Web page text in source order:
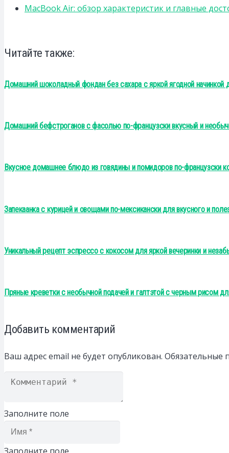
MacBook Air: обзор характеристик и главные
Читайте также:
Домашний шоколадный фондан без сахара с яркой ягодной начинкой
Домашний бефстроганов с фасолью по-французски вкусный и
Вкусное домашнее блюдо из говядины и помидоров по-французски
Запекаанка с курицей и овощами по-мексикански для вкусного и
Уникальный рецепт эспрессо с кокосом для яркой вечеринки и
Пряные креветки с необычной подачей и галтэтой с черным рисом
Добавить комментарий
Ваш адрес email не будет опубликован. Обязательные
Заполните поле